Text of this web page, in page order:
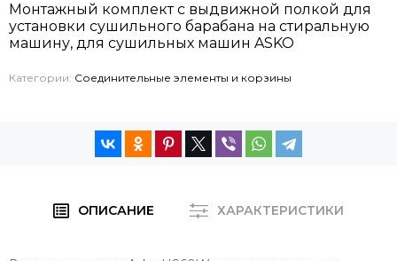
Монтажный комплект с выдвижной полкой для
установки сушильного барабана на стиральную
машину, для сушильных машин ASKO
Категории: Соединительные элементы и корзины
ОПИСАНИЕ ХАРАКТЕРИСТИКИ